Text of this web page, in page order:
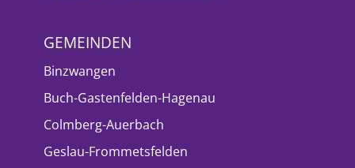
GEMEINDEN
Binzwangen
Buch-Gastenfelden-Hagenau
Colmberg-Auerbach
Geslau-Frommetsfelden